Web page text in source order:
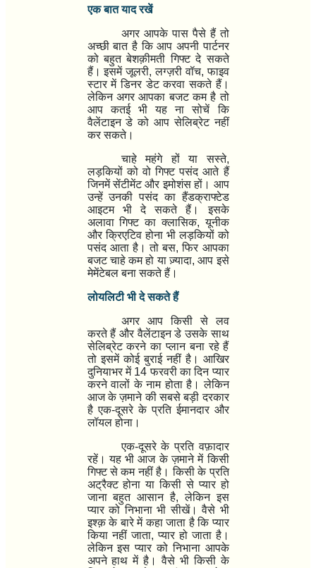
एक बात याद रखें
अगर आपके पास पैसे हैं तो
अच्छी बात है कि आप अपनी पार्टनर
को बहुत बेशक़ीमती गिफ्ट दे सकते
हैं। इसमें जूलरी,लग्ज़री वॉच,फाइव
स्टार में डिनर डेट करवा सकते हैं।
लेकिन अगर आपका बजट कम है तो
आप कतई भी यह ना सोचें कि
वैलेंटाइन डे को आप सेलिब्रेट नहीं
कर सकते।
चाहे
महंगे हों या सस्ते,
लड़कियों को वो गिफ्ट पसंद आते हैं
जिनमें सेंटीमेंट और इमोशंस हों । आप
उन्हें उनकी पसंद का हैंडक्राफ्टेड
आइटम
भी दे सकते हैं। इसके
अलावा गिफ्ट का क्लासिक,यूनीक
और क्रिएटिव होना भी लड़कियों को
पसंद आता है। तो बस,फिर आपका
बजट चाहे कम हो या ज़्यादा,आप इसे
मेमेंटेबल बना सकते हैं।
लोयलिटीभी दे सकते हैं
अगर आप किसी से लव
करते हैं और वैलेंटाइन डे उसके साथ
सेलिब्रेट करने का प्लान बना रहे हैं
तो इसमें कोई बुराई नहीं है। आखिर
दुनियाभर में 14फरवरी का दिन प्यार
करने वालों के नाम होता है। लेकिन
आज के ज़माने की सबसे बड़ी दरकार
है एक-दूसरे के प्रति ईमानदार और
लॉयल होना।
एक-दूसरे के प्रति वफ़ादार
रहें। यह भी आज के ज़माने में किसी
गिफ्ट से कम नहीं है। किसी के प्रति
अट्रैक्ट होना या किसी से प्यार हो
जाना बहुत आसान है,लेकिन इस
प्यार को निभाना भी सीखें। वैसे भी
इश्क़ के बारे में कहा जाता है कि प्यार
किया नहीं जाता,प्यार हो जाता है।
लेकिन इस प्यार को निभाना आपके
अपने हाथ में है । वैसे भी किसी के